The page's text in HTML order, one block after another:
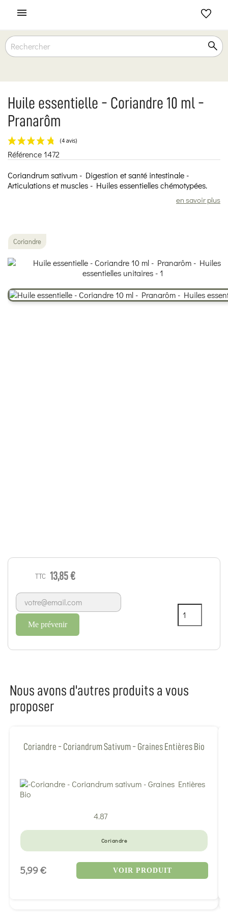

Huile essentielle - Coriandre 10 ml -
Pranarôm
Référence1472
Coriandrum sativum - Digestion et santé intestinale -
Articulations et muscles - Huiles essentielles chémotypées.
en savoir plus
Coriandre
TTC 13,85 €
Me prévenir
Nous avons d'autres produits a vous
proposer
Coriandre - Coriandrum Sativum - Graines Entières Bio
4.87
Coriandre
5,99 € VOIR PRODUIT